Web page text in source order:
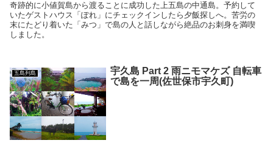
奇跡的に小値賀島から渡ることに成功した上五島の中通島。予約して
いたゲストハウス「ぽれ」にチェックインしたら夕飯探しへ。苦労の
末にたどり着いた「みつ」で島の人と話しながら絶品のお刺身を満喫
しました。
五島列島
宇久島 Part 2 雨ニモマケズ 自転車
で島を一周(佐世保市宇久町)